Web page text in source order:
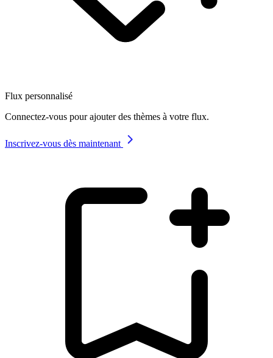
Flux personnalisé
Connectez-vous pour ajouter des thèmes à votre flux.
Inscrivez-vous dès maintenant